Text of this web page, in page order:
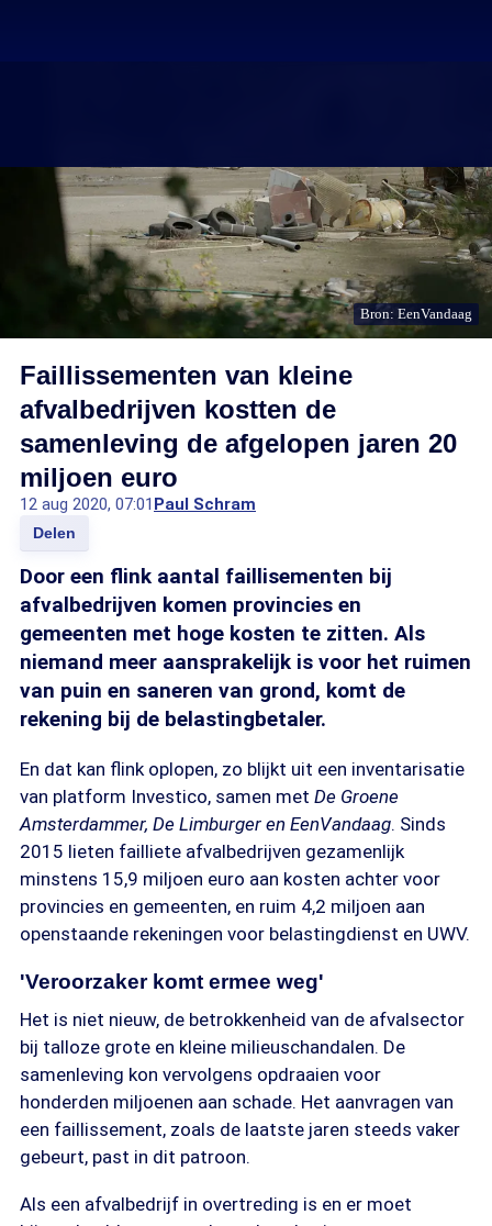
Bron: EenVandaag
Faillissementen van kleine
afvalbedrijven kostten de
samenleving de afgelopen jaren 20
miljoen euro
12 aug 2020, 07:01 Paul Schram
Delen
Door een flink aantal faillisementen bij
afvalbedrijven komen provincies en
gemeenten met hoge kosten te zitten. Als
niemand meer aansprakelijk is voor het ruimen
van puin en saneren van grond, komt de
rekening bij de belastingbetaler.
En dat kan flink oplopen, zo blijkt uit een inventarisatie
van platform Investico, samen met De Groene
Amsterdammer, De Limburger en EenVandaag. Sinds
2015 lieten failliete afvalbedrijven gezamenlijk
minstens 15,9 miljoen euro aan kosten achter voor
provincies en gemeenten, en ruim 4,2 miljoen aan
openstaande rekeningen voor belastingdienst en UWV.
'Veroorzaker komt ermee weg'
Het is niet nieuw, de betrokkenheid van de afvalsector
bij talloze grote en kleine milieuschandalen. De
samenleving kon vervolgens opdraaien voor
honderden miljoenen aan schade. Het aanvragen van
een faillissement, zoals de laatste jaren steeds vaker
gebeurt, past in dit patroon.
Als een afvalbedrijf in overtreding is en er moet